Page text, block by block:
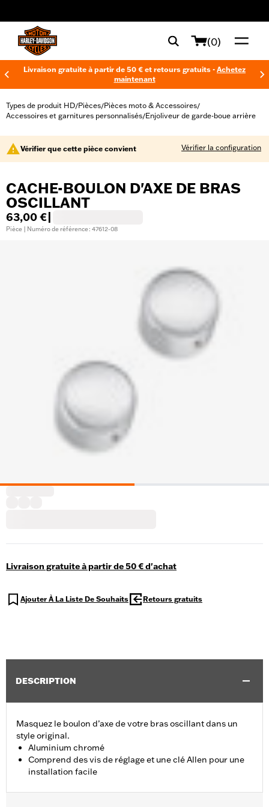
(0)
Livraison gratuite à partir de 50 € et retours gratuits - Achetez
maintenant
Types de produit HD/Pièces/Pièces moto & Accessoires/
Accessoires et garnitures personnalisés/Enjoliveur de garde-boue arrière
Vérifier que cette pièce convient Vérifier la configuration
CACHE-BOULON D'AXE DE BRAS
OSCILLANT
63,00 €
Pièce | Numéro de référence : 47612-08
Livraison gratuite à partir de 50 € d'achat
Ajouter À La Liste De Souhaits Retours gratuits
DESCRIPTION
Masquez le boulon d’axe de votre bras oscillant dans un
style original.
Aluminium chromé
Comprend des vis de réglage et une clé Allen pour une
installation facile